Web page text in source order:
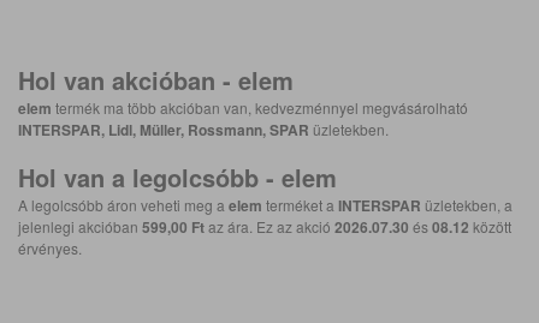
Hol van akcióban - elem
elem termék ma több akcióban van, kedvezménnyel megvásárolható
INTERSPAR, Lidl, Müller, Rossmann, SPAR üzletekben.
Hol van a legolcsóbb - elem
A legolcsóbb áron veheti meg a elem terméket a INTERSPAR üzletekben, a
jelenlegi akcióban 599,00 Ftaz ára. Ez az akció 2026.07.30 és08.12 között
érvényes.